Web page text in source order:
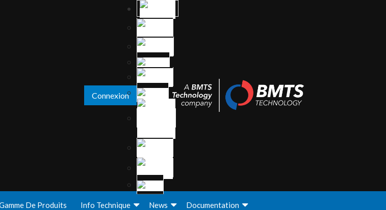
Connexion
De Produits Info Technique News Documentation